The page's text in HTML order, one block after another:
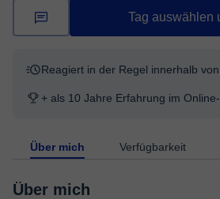
Tag auswählen
Reagiert in der Regel innerhalb
+ als 10 Jahre Erfahrung im
Über mich Verfügbarkeit
Über mich